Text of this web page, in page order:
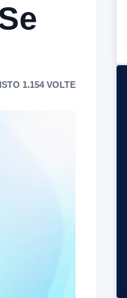
1.154 VOLTE